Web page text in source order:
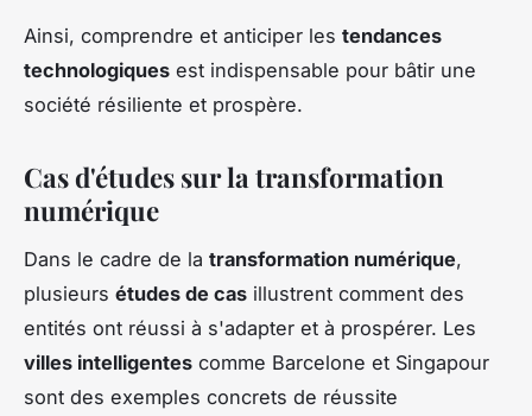
Ainsi, comprendre et anticiper les tendances
technologiques est indispensable pour bâtir une
société résiliente et prospère.
Cas d'études sur la transformation
numérique
Dans le cadre de la transformation numérique,
plusieurs études de cas illustrent comment des
entités ont réussi à s'adapter et à prospérer. Les
villes intelligentes comme Barcelone et Singapour
sont des exemples concrets de réussite